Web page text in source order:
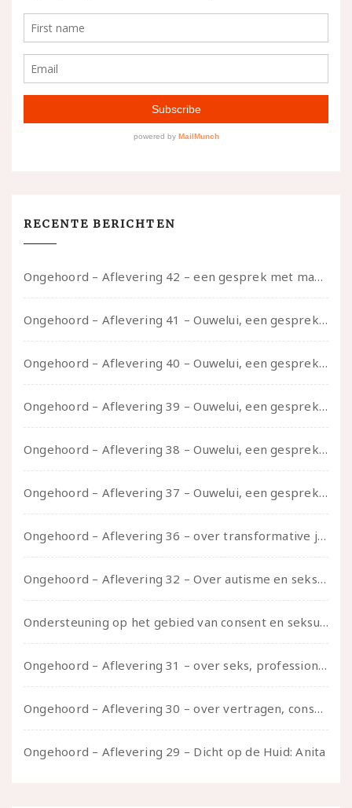
RECENTE BERICHTEN
Ongehoord – Aflevering 42 – een gesprek met marijn over seksueel opbloeien, het ouderschap uitvinden en verschillende leeftijden in je mee dragen
Ongehoord – Aflevering 41 – Ouwelui, een gesprek met Marcelle over polyamorie op latere leeftijd, (mantel)zorg voor je partners en seksueel plezier.
Ongehoord – Aflevering 40 – Ouwelui, een gesprek met Sadie Lune over vormende relaties en de geschiedenis van de queer pornobeweging
Ongehoord – Aflevering 39 – Ouwelui, een gesprek met Pepijn en Ivo over hun regenbooggezin, eigenzinnig ouder worden en Cruise Control
Ongehoord – Aflevering 38 – Ouwelui, een gesprek met vreer over behoefte aan geborgenheid en het behouden van je idealen
Ongehoord – Aflevering 37 – Ouwelui, een gesprek met non over seksualiteit, transitie en ageism
Ongehoord – Aflevering 36 – over transformative justice – in gesprek met Ella en carson
Ongehoord – Aflevering 32 – Over autisme en seksualiteit – in gesprek met Roos Reijbroek
Ondersteuning op het gebied van consent en seksualiteit
Ongehoord – Aflevering 31 – over seks, professioneel en persoonlijk, een gesprek met Marije
Ongehoord – Aflevering 30 – over vertragen, consent en negatieve gevoelens met Meg-John Barker
Ongehoord – Aflevering 29 – Dicht op de Huid: Anita